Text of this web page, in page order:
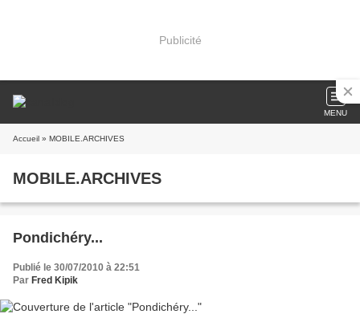
Publicité
MENU
Accueil » MOBILE.ARCHIVES
MOBILE.ARCHIVES
Pondichéry...
Publié le 30/07/2010 à 22:51
Par Fred Kipik